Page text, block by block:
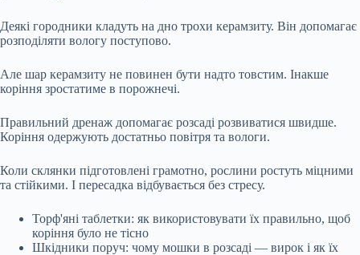
Деякі городники кладуть на дно трохи керамзиту. Він допомагає
розподіляти вологу поступово.
Але шар керамзиту не повинен бути надто товстим. Інакше
коріння зростатиме в порожнечі.
Правильний дренаж допомагає розсаді розвиватися швидше.
Коріння одержують достатньо повітря та вологи.
Коли склянки підготовлені грамотно, рослини ростуть міцними
та стійкими. І пересадка відбувається без стресу.
Торф'яні таблетки: як використовувати їх правильно, щоб
коріння було не тісно
Шкідники поруч: чому мошки в розсаді — вирок і як їх